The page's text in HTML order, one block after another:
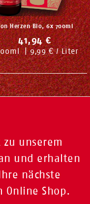
Herzen Bio, 6x 700ml
41,94 €
ml | 9,99 € / Liter
unserem
und erhalten
nächste
Online Shop.